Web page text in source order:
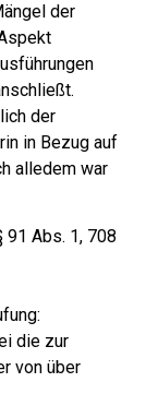
der
der
in Bezug auf
alledem war
91 Abs. 1, 708
die zur
von über